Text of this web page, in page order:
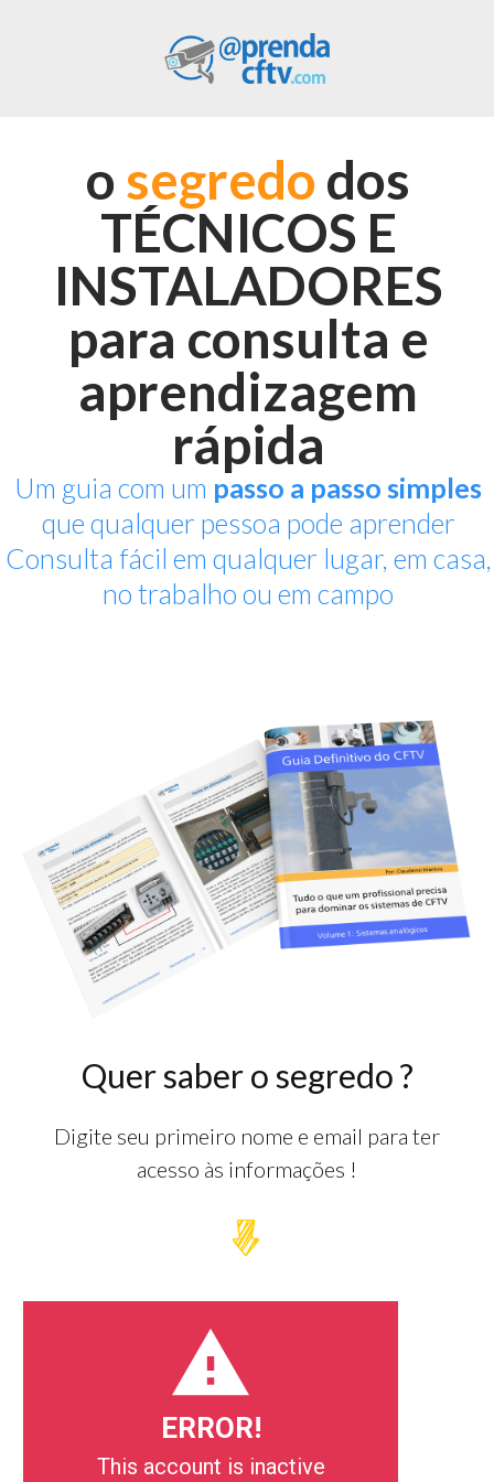
o segredodos
TÉCNICOS E
INSTALADORES
para consulta e
aprendizagem
rápida
Um guia com um passo a passo simples
que qualquer pessoa pode aprender
Consulta fácil em qualquer lugar, em casa,
no trabalho ou em campo
Quer saber o segredo ?
Digite seu primeiro nome e email para ter
acesso às informações !
ERROR!
This account is inactive